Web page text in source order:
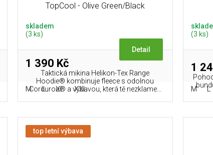
TopCool - Olive Green/Black
skladem
(3 ks)
1 390 Kč
Detail
Taktická mikina Helikon-Tex Range
Hoodie® kombinuje fleece s odolnou
Cordurou® a výbavou, která tě nezklame...
M L XL XXL
(3 ks)
1
M L
top letní výbava